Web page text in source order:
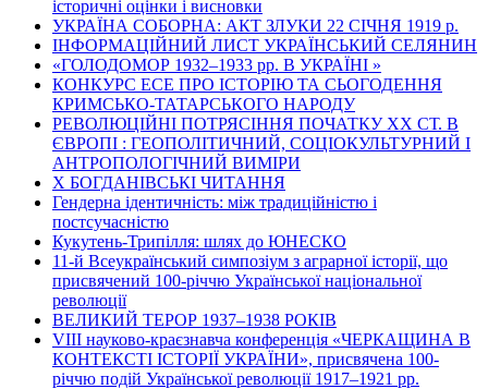
історичні оцінки і висновки
УКРАЇНА СОБОРНА: АКТ ЗЛУКИ 22 СІЧНЯ 1919 р.
ІНФОРМАЦІЙНИЙ ЛИСТ УКРАЇНСЬКИЙ СЕЛЯНИН
«ГОЛОДОМОР 1932–1933 рр. В УКРАЇНІ »
КОНКУРС ЕСЕ ПРО ІСТОРІЮ ТА СЬОГОДЕННЯ
КРИМСЬКО-ТАТАРСЬКОГО НАРОДУ
РЕВОЛЮЦІЙНІ ПОТРЯСІННЯ ПОЧАТКУ ХХ СТ. В
ЄВРОПІ : ГЕОПОЛІТИЧНИЙ, СОЦІОКУЛЬТУРНИЙ І
АНТРОПОЛОГІЧНИЙ ВИМІРИ
Х БОГДАНІВСЬКІ ЧИТАННЯ
Гендерна ідентичність: між традиційністю і
постсучасністю
Кукутень-Трипілля: шлях до ЮНЕСКО
11-й Всеукраїнський симпозіум з аграрної історії, що
присвячений 100-річчю Української національної
революції
ВЕЛИКИЙ ТЕРОР 1937–1938 РОКІВ
VІІІ науково-краєзнавча конференція «ЧЕРКАЩИНА В
КОНТЕКСТІ ІСТОРІЇ УКРАЇНИ», присвячена 100-
річчю подій Української революції 1917–1921 рр.